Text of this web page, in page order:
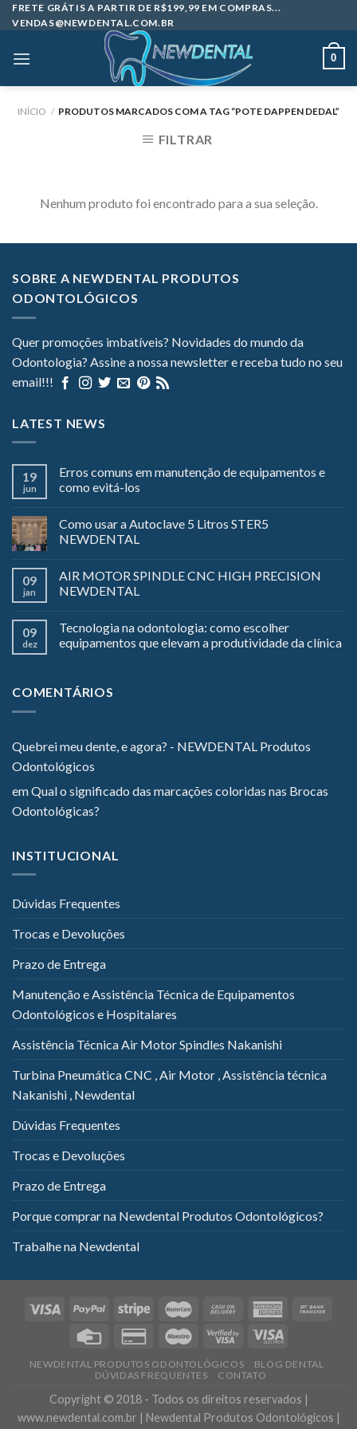
Skip
to
FRETE GRÁTIS A PARTIR DE R$199,99 EM COMPRAS...
VENDAS@NEWDENTAL.COM.BR
0
INÍCIO / PRODUTOS MARCADOS COM A TAG “POTE DAPPEN DEDAL”
FILTRAR
Nenhum produto foi encontrado para a sua seleção.
SOBRE A NEWDENTAL PRODUTOS
ODONTOLÓGICOS
Quer promoções imbatíveis? Novidades do mundo da
Odontologia? Assine a nossa newsletter e receba tudo no seu
email!!!
LATEST NEWS
19
jun
Erros comuns em manutenção de equipamentos e
como evitá-los
Como usar a Autoclave 5 Litros STER5
NEWDENTAL
09
jan
AIR MOTOR SPINDLE CNC HIGH PRECISION
NEWDENTAL
09
dez
Tecnologia na odontologia: como escolher
equipamentos que elevam a produtividade da clínica
COMENTÁRIOS
Quebrei meu dente, e agora? - NEWDENTAL Produtos
Odontológicos
emQual o significado das marcações coloridas nas Brocas
Odontológicas?
INSTITUCIONAL
Dúvidas Frequentes
Trocas e Devoluções
Prazo de Entrega
Manutenção e Assistência Técnica de Equipamentos
Odontológicos e Hospitalares
Assistência Técnica Air Motor Spindles Nakanishi
Turbina Pneumática CNC , Air Motor , Assistência técnica
Nakanishi , Newdental
Dúvidas Frequentes
Trocas e Devoluções
Prazo de Entrega
Porque comprar na Newdental Produtos Odontológicos?
Trabalhe na Newdental
NEWDENTAL PRODUTOS ODONTOLÓGICOS
BLOG DENTAL
DÚVIDAS FREQUENTES
CONTATO
Copyright © 2018 - Todos os direitos reservados |
www.newdental.com.br | Newdental Produtos Odontológicos |